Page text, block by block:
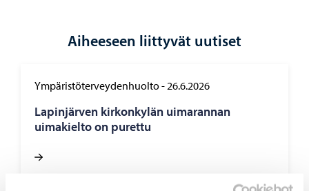
Aiheeseen liittyvät uutiset
Ympäristöterveydenhuolto-26.6.2026
Lapinjärven kirkonkylän uimarannan
uimakielto on purettu